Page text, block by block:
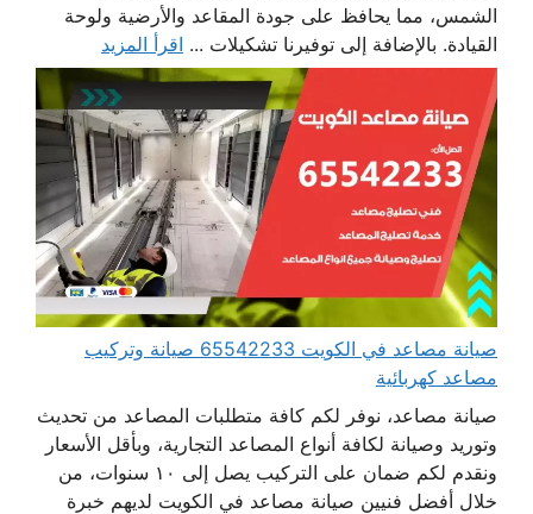
الشمس، مما يحافظ على جودة المقاعد والأرضية ولوحة
القيادة. بالإضافة إلى توفيرنا تشكيلات ... اقرأ المزيد
صيانة مصاعد في الكويت 65542233 صيانة وتركيب
مصاعد كهربائية
صيانة مصاعد، نوفر لكم كافة متطلبات المصاعد من تحديث
وتوريد وصيانة لكافة أنواع المصاعد التجارية، وبأقل الأسعار
ونقدم لكم ضمان على التركيب يصل إلى ١٠ سنوات، من
خلال أفضل فنيين صيانة مصاعد في الكويت لديهم خبرة